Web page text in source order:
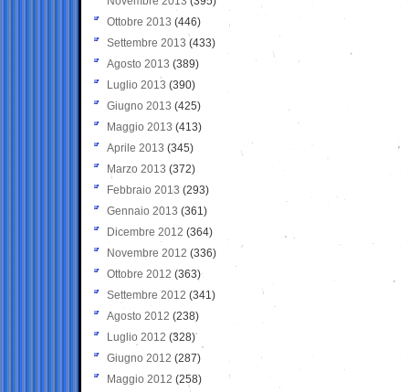
Ottobre 2013 (446)
Settembre 2013 (433)
Agosto 2013 (389)
Luglio 2013 (390)
Giugno 2013 (425)
Maggio 2013 (413)
Aprile 2013 (345)
Marzo 2013 (372)
Febbraio 2013 (293)
Gennaio 2013 (361)
Dicembre 2012 (364)
Novembre 2012 (336)
Ottobre 2012 (363)
Settembre 2012 (341)
Agosto 2012 (238)
Luglio 2012 (328)
Giugno 2012 (287)
Maggio 2012 (258)